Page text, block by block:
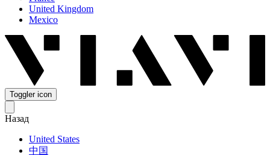
United Kingdom
Mexico
Toggler icon
Назад
United States
中国